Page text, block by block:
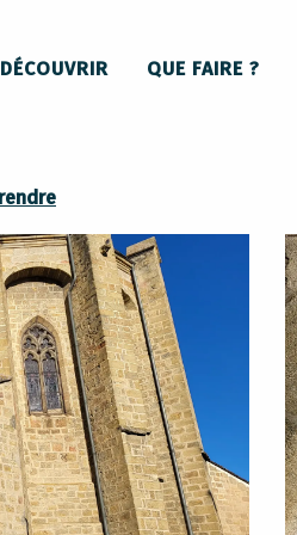
DÉCOUVRIR QUE FAIRE ?